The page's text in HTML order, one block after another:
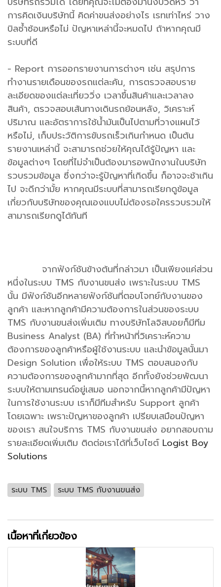
การคิดเงินบริษัทนี้ คิดค่าขนส่งอย่างไร เรทเท่าไหร่ วาง
บิลซ้ำซ้อนหรือไม่ ปัญหาเหล่านี้จะหมดไป ถ้าหากคุณมี
ระบบที่ดี
- Report การออกรายงานการต่างๆ เช่น สรุปการ
ทำงานรายเดือนของรถแต่ละคัน, การตรวจสอบราย
ละเอียดของแต่ละเที่ยววิ่ง เวลาขึ้นสินค้าและเวลาลง
สินค้า, ตรวจสอบเส้นทางเดินรถย้อนหลัง, วิเคราะห์
ปริมาณ และอัตราการใช้น้ำมันเป็นไปตามที่วางแผนไว้
หรือไม่, เก็บประวัติการขับรถเร็วเกินกำหนด เป็นต้น
รายงานเหล่านี้ จะสามารถช่วยให้คุณได้รู้ปัญหา และ
ข้อมูลต่างๆ โดยที่ไม่จำเป็นต้องมารอพนักงานในบริษัท
รวบรวมข้อมูล ซึ่งกว่าจะรู้ปัญหาที่เกิดขึ้น ก็อาจจะช้าเกิน
ไป จะดีกว่ามั้ย หากคุณมีระบบที่สามารถเรียกดูข้อมูล
เกี่ยวกับบริษัทของคุณเองแบบไม่ต้องรอใครรวบรวมให้
สามารถเรียกดูได้ทันที
จากฟังก์ชันข้างต้นที่กล่าวมา เป็นเพียงแค่ส่วน
หนึ่งในระบบ TMS กับงานขนส่ง เพราะในระบบ TMS
นั้น มีฟังก์ชันอีกหลายฟังก์ชันที่ตอบโจทย์กับงานของ
ลูกค้า และหากลูกค้ามีความต้องการในส่วนของระบบ
TMS กับงานขนส่งเพิ่มเติม ทางบริษัทโลจิสบอยก็มีทีม
Business Analyst (BA) ที่ทำหน้าที่วิเคราะห์ความ
ต้องการของลูกค้าหรือผู้ใช้งานระบบ และนำข้อมูลนั้นมา
Design Solution เพื่อให้ระบบ TMS ตอบสนองกับ
ความต้องการของลูกค้ามากที่สุด อีกทั้งยังช่วยพัฒนา
ระบบให้ตามเทรนด์อยู่เสมอ นอกจากนี้หากลูกค้ามีปัญหา
ในการใช้งานระบบ เราก็มีทีมสำหรับ Support ลูกค้า
โดยเฉพาะ เพราะปัญหาของลูกค้า เปรียบเสมือนปัญหา
ของเรา สนใจบริการ TMS กับงานขนส่ง อยากสอบถาม
รายละเอียดเพิ่มเติม ติดต่อเราได้ที่เว็บไซต์ Logist Boy
Solutions
ระบบ TMS ระบบ TMS กับงานขนส่ง
เนื้อหาที่เกี่ยวข้อง